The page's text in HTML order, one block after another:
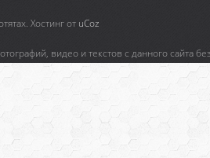
Хостинг от uCoz
видео и текстов с данного сайта